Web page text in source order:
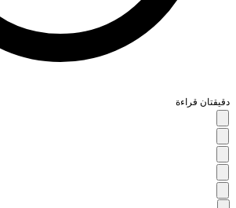
دقيقتان قراءة